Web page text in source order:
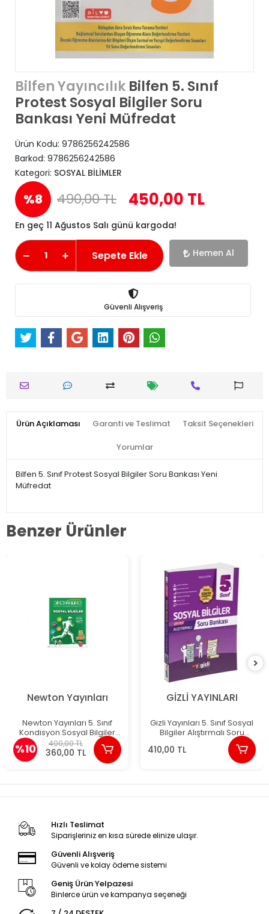
Bilfen Yayıncılık Bilfen 5. Sınıf
Protest Sosyal Bilgiler Soru
Bankası Yeni Müfredat
Ürün Kodu: 9786256242586
Barkod: 9786256242586
Kategori: SOSYAL BİLİMLER
%8 490,00 TL 450,00 TL
En geç 11 Ağustos Salı günü kargoda!
Sepete Ekle Hemen Al
Güvenli Alışveriş
Ürün Açıklaması Garanti ve Teslimat Taksit Seçenekleri
Yorumlar
Bilfen 5. Sınıf Protest Sosyal Bilgiler Soru Bankası Yeni
Müfredat
Benzer Ürünler
Newton Yayınları
Newton Yayınları 5. Sınıf
Kondisyon Sosyal Bilgiler
Denemeleri
%10 400,00 TL
360,00 TL
GİZLİ YAYINLARI
Gizli Yayınları 5. Sınıf Sosyal
Bilgiler Alıştırmalı Soru
410,00 TL
Hızlı Teslimat
Siparişleriniz en kısa sürede elinize ulaşır.
Güvenli Alışveriş
Güvenli ve kolay ödeme sistemi
Geniş Ürün Yelpazesi
Binlerce ürün ve kampanya seçeneği